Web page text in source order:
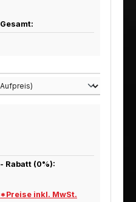
Gesamt:
- Rabatt (0%):
*Preise inkl. MwSt.